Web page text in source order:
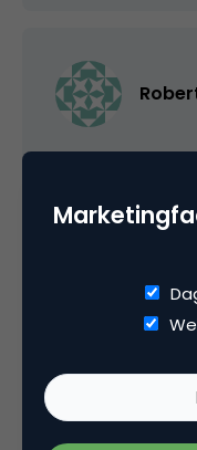
ik denk dat ik
van harte
28 november
dick